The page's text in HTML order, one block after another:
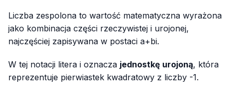
Liczba zespolona to wartość matematyczna wyrażona
jako kombinacja części rzeczywistej i urojonej,
najczęściej zapisywana w postaci a+bi.
W tej notacji litera i oznacza jednostkę urojoną, która
reprezentuje pierwiastek kwadratowy z liczby -1.